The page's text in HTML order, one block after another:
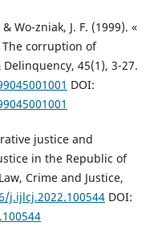
Wo-zniak, J. F. (1999). «
corruption of
45(1), 3-27.
DOI:
justice and
in the Republic of
Crime and Justice,
j.ijlcj.2022.100544DOI: